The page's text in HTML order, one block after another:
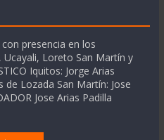
presencia en los
Loreto San Martín y
Iquitos: Jorge Arias
de Lozada San Martín: Jose
Jose Arias Padilla